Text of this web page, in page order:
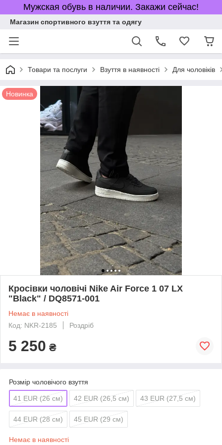
Мужская обувь в наличии. Закажи сейчас!
Магазин спортивного взуття та одягу
Товари та послуги Взуття в наявності Для чоловіків
Новинка
Кросівки чоловічі Nike Air Force 1 07 LX
"Black" / DQ8571-001
Немає в наявності
Код: NKR-2185
Роздріб
5 250 ₴
Розмір чоловічого взуття
41 EUR (26 см) 42 EUR (26,5 см) 43 EUR (27,5 см)
44 EUR (28 см) 45 EUR (29 см)
Немає в наявності